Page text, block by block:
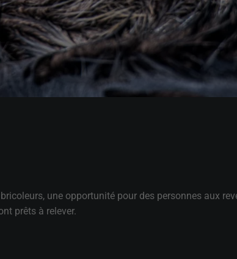
une opportunité pour des personnes aux
prêts à relever.